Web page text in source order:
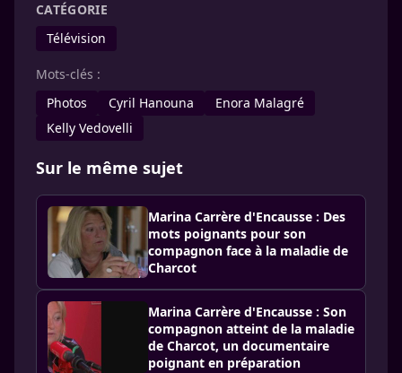
CATÉGORIE
Télévision
Mots-clés :
Photos
Cyril Hanouna
Enora Malagré
Kelly Vedovelli
Sur le même sujet
Marina Carrère d'Encausse : Des
mots poignants pour son
compagnon face à la maladie de
Charcot
Marina Carrère d'Encausse : Son
compagnon atteint de la maladie
de Charcot, un documentaire
poignant en préparation